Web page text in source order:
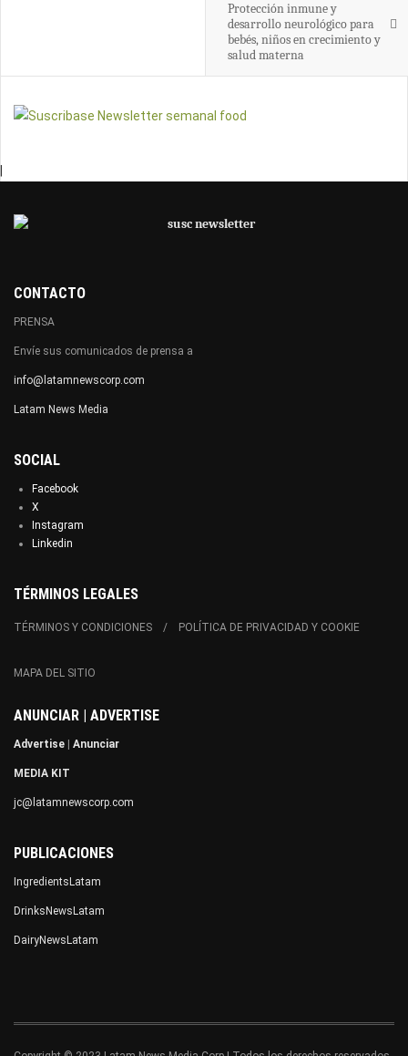
Protección inmune y
desarrollo neurológico para
bebés, niños en crecimiento y
salud materna
CONTACTO
PRENSA
Envíe sus comunicados de prensa a
info@latamnewscorp.com
Latam News Media
SOCIAL
Facebook
X
Instagram
Linkedin
TÉRMINOS LEGALES
TÉRMINOS Y CONDICIONES POLÍTICA DE PRIVACIDAD Y COOKIE
MAPA DEL SITIO
ANUNCIAR | ADVERTISE
Advertise Anunciar
MEDIA KIT
jc@latamnewscorp.com
PUBLICACIONES
IngredientsLatam
DrinksNewsLatam
DairyNewsLatam